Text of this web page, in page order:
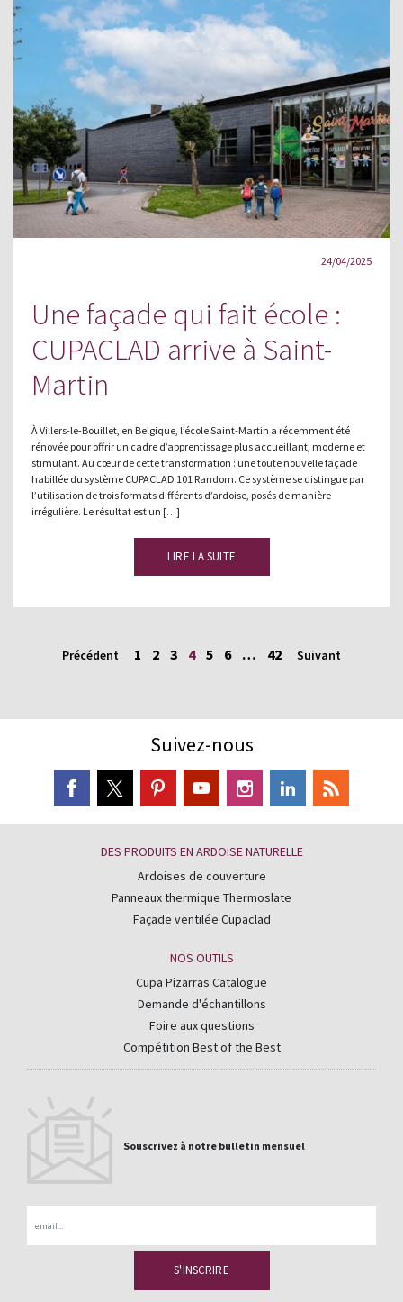
24/04/2025
Une façade qui fait école :
CUPACLAD arrive à Saint-
Martin
À Villers-le-Bouillet, en Belgique, l’école Saint-Martin a récemment été
rénovée pour offrir un cadre d’apprentissage plus accueillant, moderne et
stimulant. Au cœur de cette transformation : une toute nouvelle façade
habillée du système CUPACLAD 101 Random. Ce système se distingue par
l’utilisation de trois formats différents d’ardoise, posés de manière
irrégulière. Le résultat est un […]
LIRE LA SUITE
Précédent 1 2 3 4 5 6 … 42 Suivant
Suivez-nous
DES PRODUITS EN ARDOISE NATURELLE
Ardoises de couverture
Panneaux thermique Thermoslate
Façade ventilée Cupaclad
NOS OUTILS
Cupa Pizarras Catalogue
Demande d'échantillons
Foire aux questions
Compétition Best of the Best
Souscrivez à notre bulletin mensuel